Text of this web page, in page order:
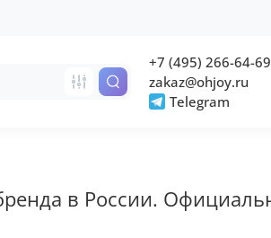
+7 (495) 266-64-69
zakaz@ohjoy.ru
Telegram
в России.